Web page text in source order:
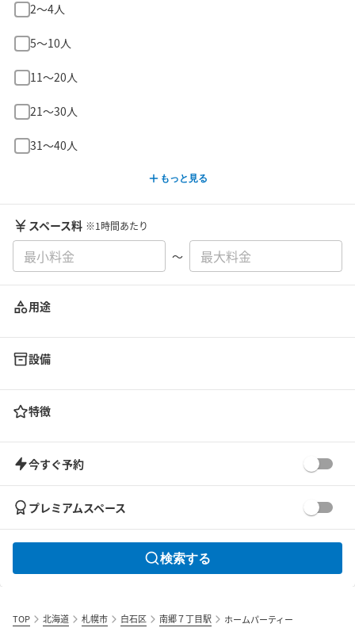
2〜4人
5〜10人
11〜20人
21〜30人
31〜40人
もっと見る
スペース料 ※1時間あたり
〜
用途
設備
特徴
今すぐ予約
プレミアムスペース
検索する
TOP 北海道 札幌市 白石区 南郷７丁目駅 ホームパーティー